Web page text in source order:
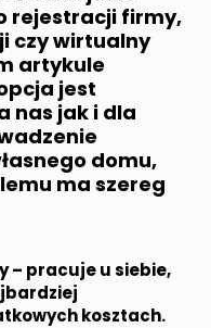
rejestracji firmy,
czywirtualny
artykule
jest
nas jak i dla
domu,
ma szereg
– pracuje u siebie,
kosztach.